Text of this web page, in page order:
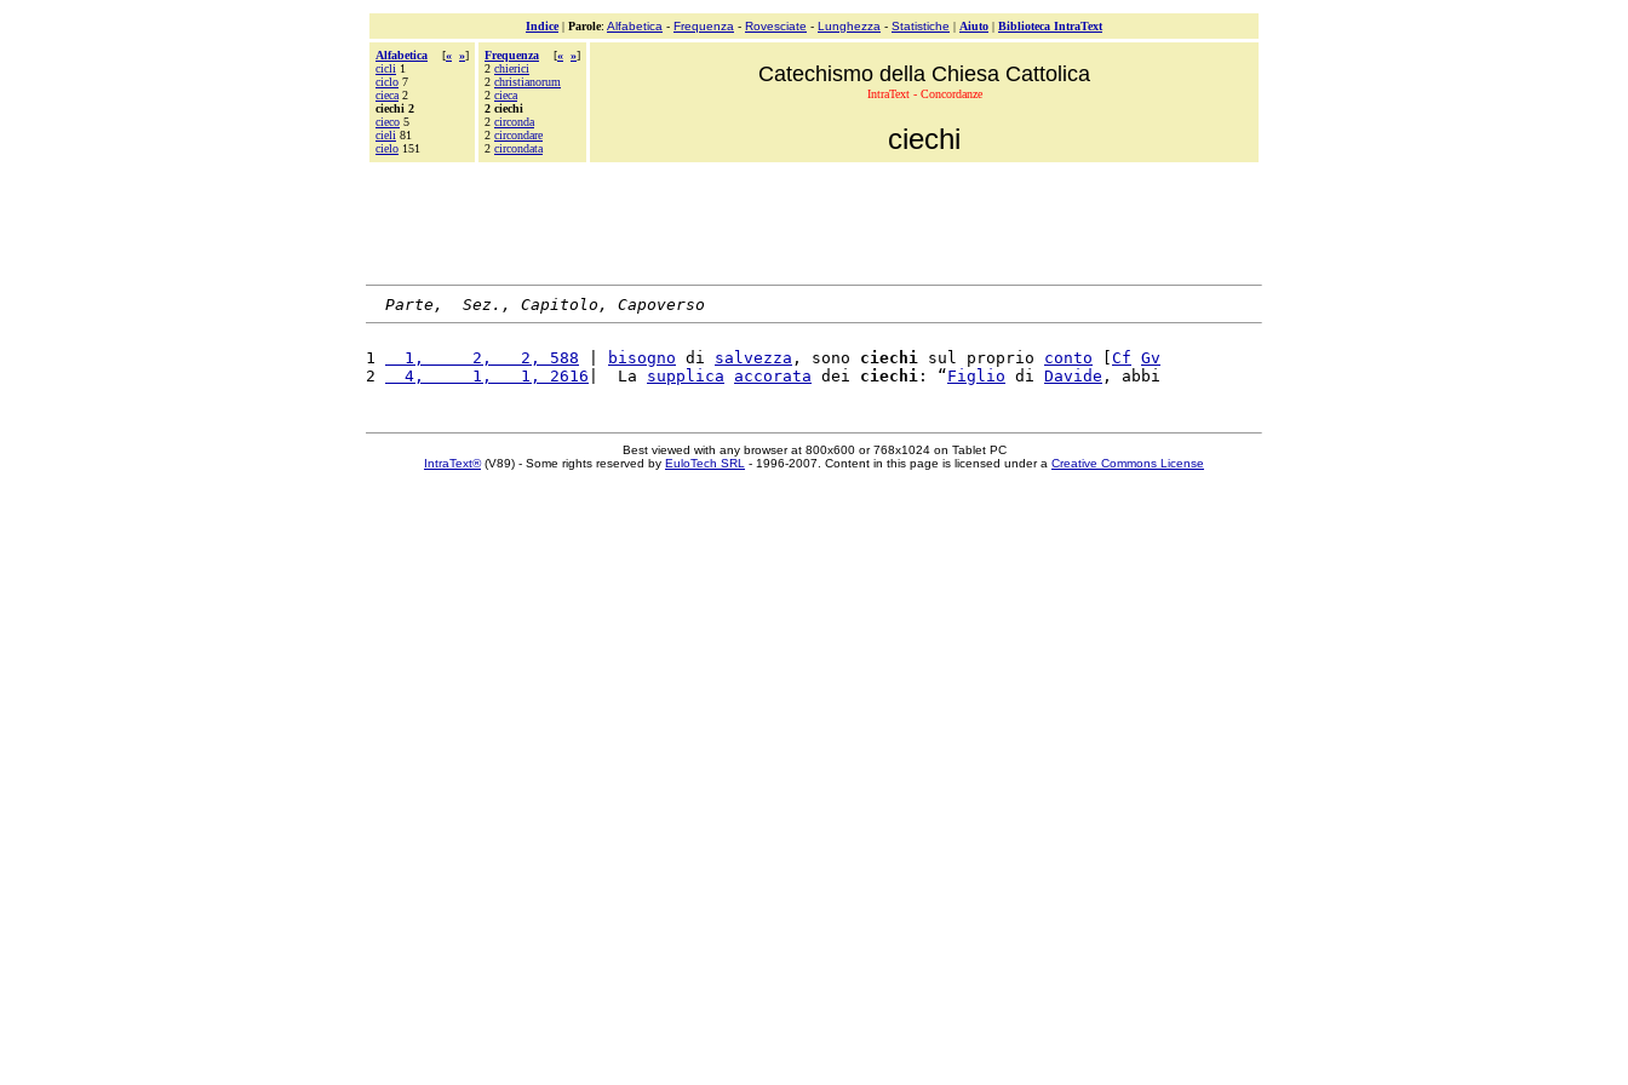
Indice| Parole: Alfabetica - Frequenza - Rovesciate - Lunghezza - Statistiche | Aiuto | Biblioteca IntraText
Alfabetica [« »]
cicli 1
ciclo 7
cieca 2
ciechi 2
cieco 5
cieli 81
cielo 151
Frequenza [« »]
2 chierici
2 christianorum
2 cieca
2 ciechi
2 circonda
2 circondare
2 circondata
Catechismo della Chiesa Cattolica
IntraText - Concordanze
ciechi
Parte,  Sez., Capitolo, Capoverso
1
  1,     2,   2, 588
bisogno di salvezza , sono ciechi sul proprio conto Cf Gv
2
  4,     1,   1, 2616
|  La supplica accorata dei ciechi : “Figlio di Davide
Best viewed with any browser at 800x600 or 768x1024 on Tablet PC
IntraText®(V89) - Some rights reserved by EuloTech SRL - 1996-2007. Content in this page is licensed under a Creative Commons License